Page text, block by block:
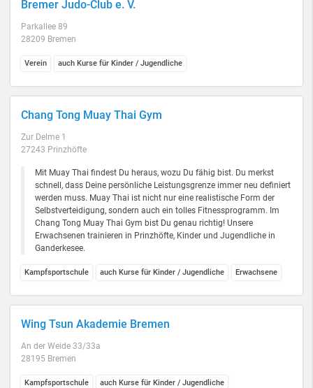
Bremer Judo-Club e. V.
Parkallee 89
28209 Bremen
Verein auch Kurse für Kinder / Jugendliche
Chang Tong Muay Thai Gym
Zur Delme 1
27243 Prinzhöfte
Mit Muay Thai findest Du heraus, wozu Du fähig bist. Du merkst
schnell, dass Deine persönliche Leistungsgrenze immer neu definiert
werden muss. Muay Thai ist nicht nur eine realistische Form der
Selbstverteidigung, sondern auch ein tolles Fitnessprogramm. Im
Chang Tong Muay Thai Gym bist Du genau richtig! Unsere
Erwachsenen trainieren in Prinzhöfte, Kinder und Jugendliche in
Ganderkesee.
Kampfsportschule auch Kurse für Kinder / Jugendliche Erwachsene
Wing Tsun Akademie Bremen
An der Weide 33/33a
28195 Bremen
Kampfsportschule auch Kurse für Kinder / Jugendliche